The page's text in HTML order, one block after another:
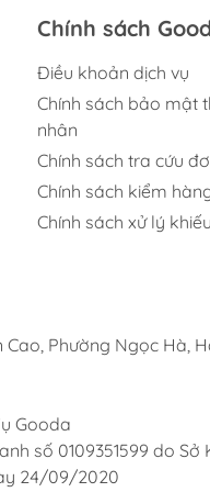
Chính sách
Điều khoản dịch vụ
Chính sách bảo mật
nhân
Chính sách tra cứu
Chính sách kiểm
Chính sách xử lý
Cao, Phường Ngọc Hà,
Gooda
số 0109351599 do Sở
24/09/2020